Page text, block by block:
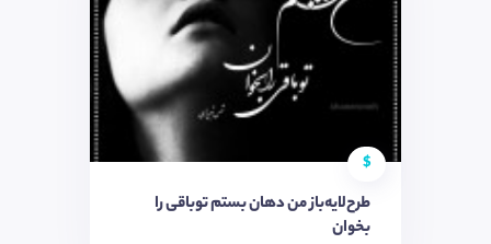
$
طرح‌لایه‌باز من دهان بستم توباقی را
بخوان